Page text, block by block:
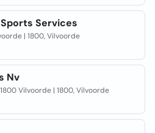
Services
| 1800, Vilvoorde
Nv
Vilvoorde | 1800, Vilvoorde